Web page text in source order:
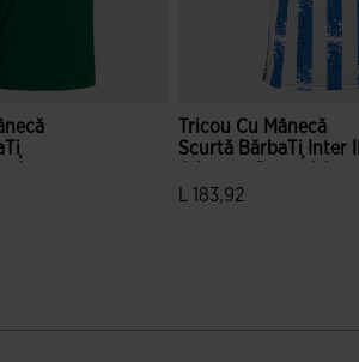
Tricou Cu Mânecă
Scurtă BărbaȚi Inter III
L 183,92